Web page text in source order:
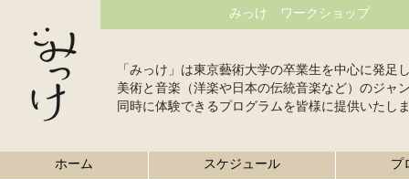
みっけ ワークショップ
「みっけ」は東京藝術大学の卒業生を中心に発足
美術と音楽（洋楽や日本の伝統音楽など）のジャ
同時に体験できるプログラムを皆様に提供いたし
ホーム スケジュール プ